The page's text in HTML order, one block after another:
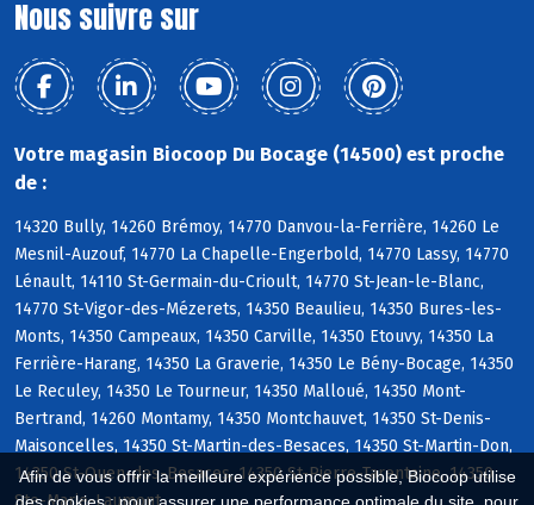
Afin de vous offrir la meilleure expérience possible, Biocoop utilise
Nous suivre sur
Votre magasin Biocoop Du Bocage (14500) est proche
de :
14320 Bully, 14260 Brémoy, 14770 Danvou-la-Ferrière, 14260 Le
Mesnil-Auzouf, 14770 La Chapelle-Engerbold, 14770 Lassy, 14770
Lénault, 14110 St-Germain-du-Crioult, 14770 St-Jean-le-Blanc,
14770 St-Vigor-des-Mézerets, 14350 Beaulieu, 14350 Bures-les-
Monts, 14350 Campeaux, 14350 Carville, 14350 Etouvy, 14350 La
Ferrière-Harang, 14350 La Graverie, 14350 Le Bény-Bocage, 14350
Le Reculey, 14350 Le Tourneur, 14350 Malloué, 14350 Mont-
Bertrand, 14260 Montamy, 14350 Montchauvet, 14350 St-Denis-
Maisoncelles, 14350 St-Martin-des-Besaces, 14350 St-Martin-Don,
14350 St-Ouen-des-Besaces, 14350 St-Pierre-Tarentaine, 14350